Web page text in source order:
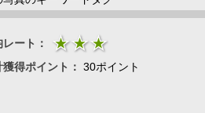
ート：
獲得ポイント： 30ポイント